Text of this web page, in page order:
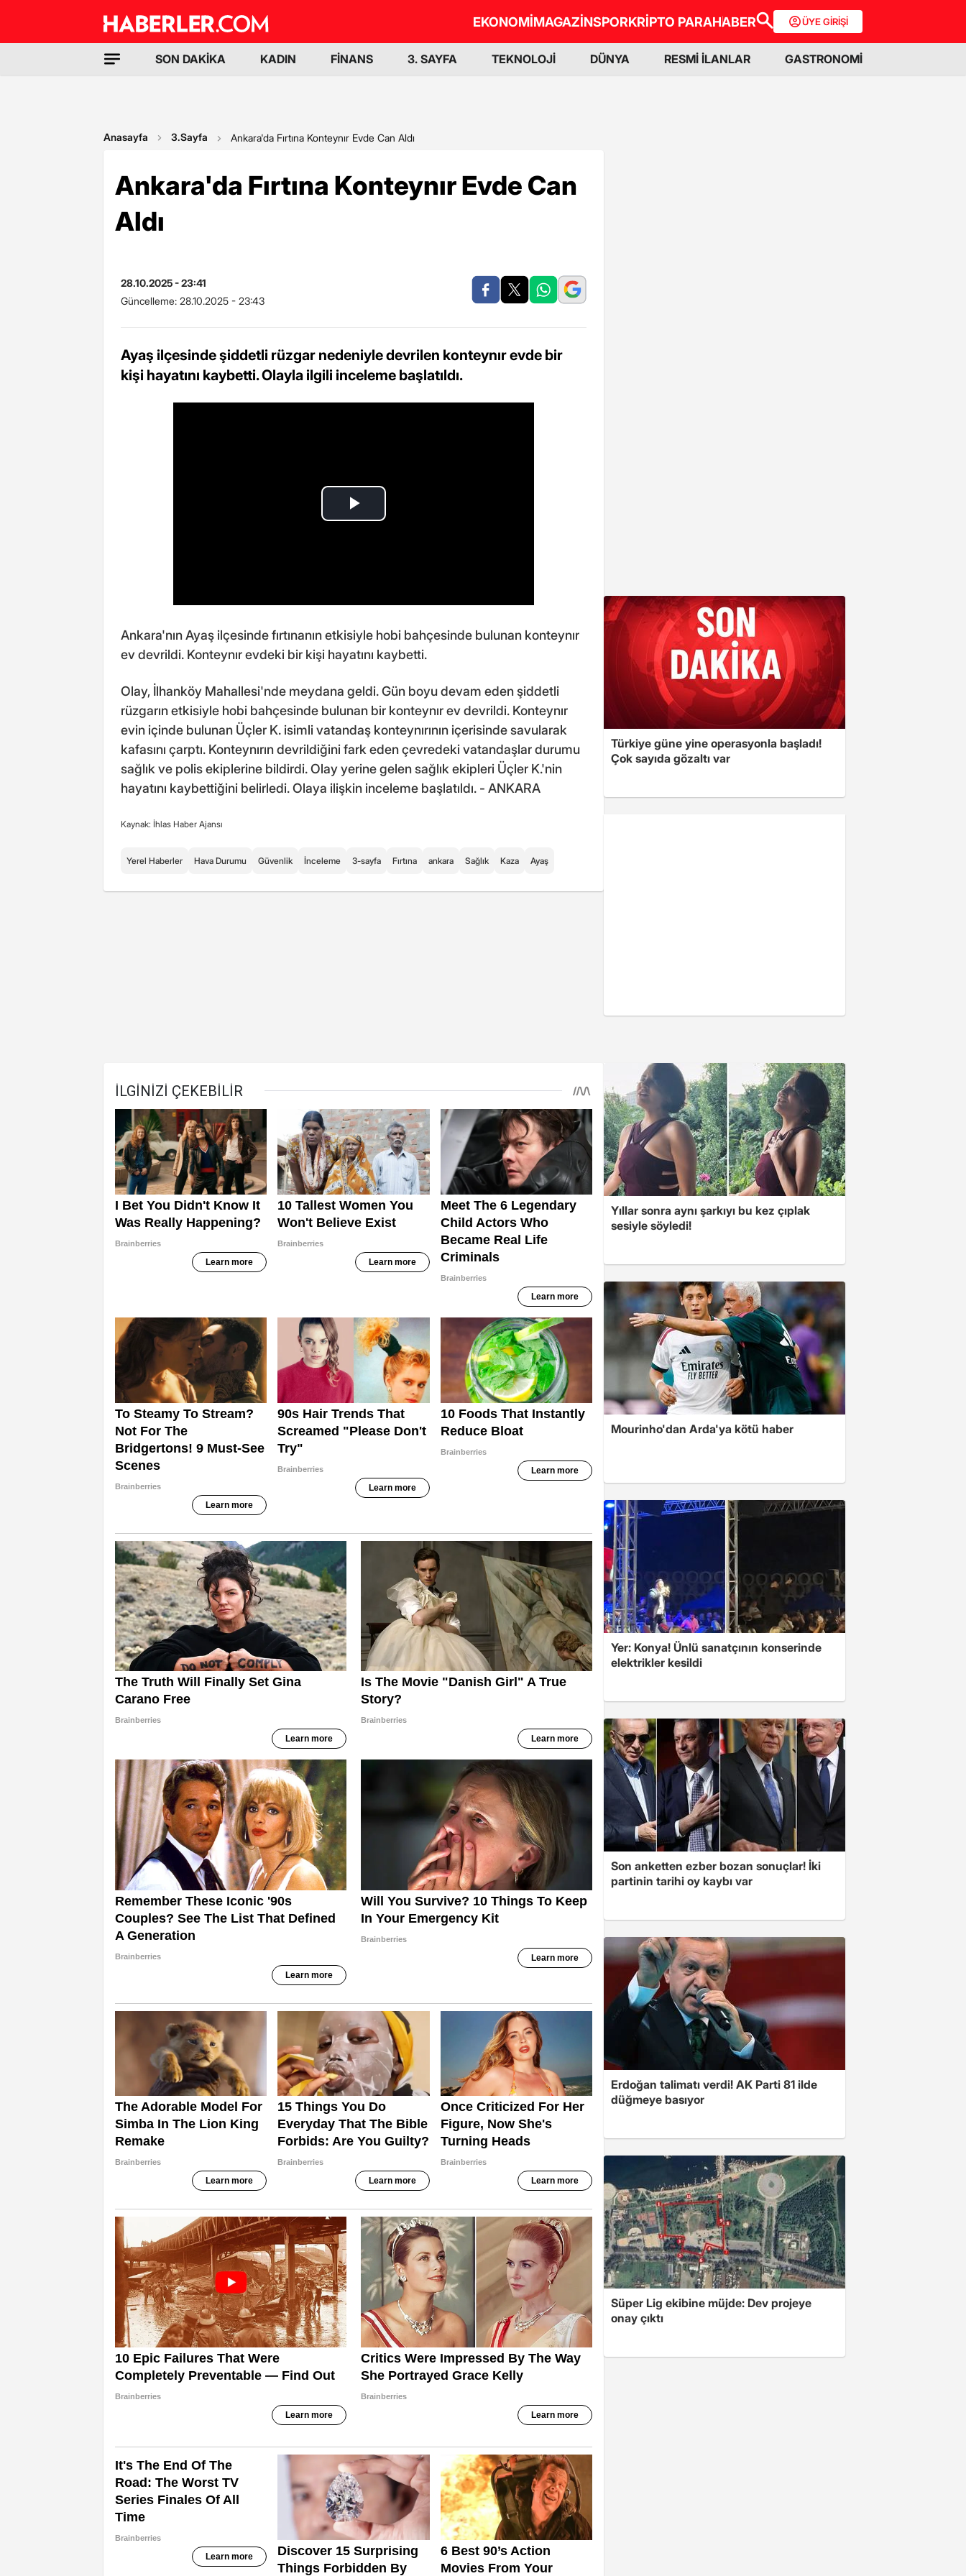
EKONOMİMAGAZİNSPORKRİPTO PARAHABER ÜYE GİRİŞİ
SON DAKİKA KADIN FİNANS 3. SAYFA TEKNOLOJİ DÜNYA RESMİ İLANLAR GASTRONOMİ
Anasayfa 3.Sayfa Ankara'da Fırtına Konteynır Evde Can Aldı
Ankara'da Fırtına Konteynır Evde Can
Aldı
28.10.2025 - 23:41
Güncelleme: 28.10.2025 - 23:43
Ayaş ilçesinde şiddetli rüzgar nedeniyle devrilen konteynır evde bir
kişi hayatını kaybetti. Olayla ilgili inceleme başlatıldı.
Ankara'nın Ayaş ilçesinde fırtınanın etkisiyle hobi bahçesinde bulunan konteynır
ev devrildi. Konteynır evdeki bir kişi hayatını kaybetti.
Olay, İlhanköy Mahallesi'nde meydana geldi. Gün boyu devam eden şiddetli
rüzgarın etkisiyle hobi bahçesinde bulunan bir konteynır ev devrildi. Konteynır
evin içinde bulunan Üçler K. isimli vatandaş konteynırının içerisinde savularak
kafasını çarptı. Konteynırın devrildiğini fark eden çevredeki vatandaşlar durumu
sağlık ve polis ekiplerine bildirdi. Olay yerine gelen sağlık ekipleri Üçler K.'nin
hayatını kaybettiğini belirledi. Olaya ilişkin inceleme başlatıldı. - ANKARA
Kaynak: İhlas Haber Ajansı
Yerel Haberler Hava Durumu Güvenlik İnceleme 3-sayfa Fırtına ankara Sağlık Kaza Ayaş
Türkiye güne yine operasyonla başladı!
Çok sayıda gözaltı var
Yıllar sonra aynı şarkıyı bu kez çıplak
sesiyle söyledi!
Mourinho'dan Arda'ya kötü haber
Yer: Konya! Ünlü sanatçının konserinde
elektrikler kesildi
Son anketten ezber bozan sonuçlar! İki
partinin tarihi oy kaybı var
Erdoğan talimatı verdi! AK Parti 81 ilde
düğmeye basıyor
Süper Lig ekibine müjde: Dev projeye
onay çıktı